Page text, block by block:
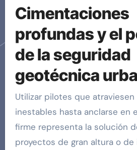
Cimentaciones
profundas y el
de la seguridad
geotécnica
Utilizar pilotes que atraviesen
inestables hasta anclarse en
firme representa la solución
proyectos de gran altura o